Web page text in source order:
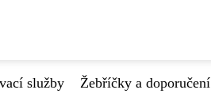
služby Žebříčky a doporučení